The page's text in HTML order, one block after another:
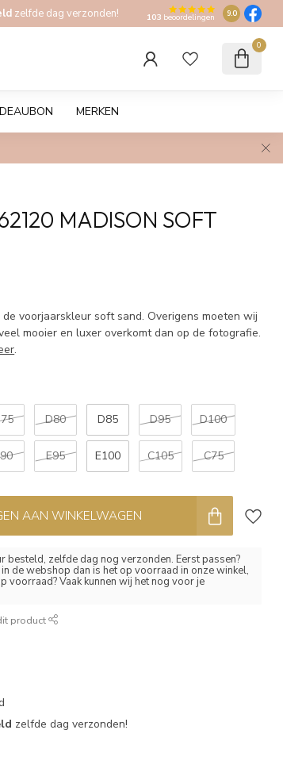
zelfde dag verzonden! 103 beoordelingen 9.0
0
MERKEN
MADISON SOFT
voorjaarskleur soft sand. Overigens moeten wij
mooier en luxer overkomt dan op de fotografie.
.
D80 D85 D95 D100
E95 E100 C105 C75
AAN WINKELWAGEN
besteld, zelfde dag nog verzonden. Eerst passen?
de webshop dan is het op voorraad in onze winkel,
voorraad? Vaak kunnen wij het nog voor je
product
zelfde dag verzonden!